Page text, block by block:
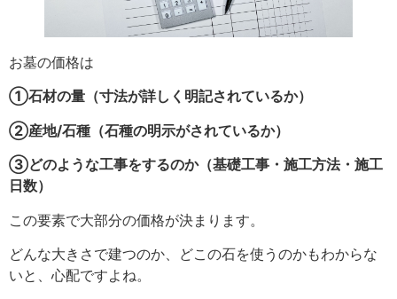
お墓の価格は
①石材の量（寸法が詳しく明記されているか）
②産地/石種（石種の明示がされているか）
③どのような工事をするのか（基礎工事・施工方法・施工
日数）
この要素で大部分の価格が決まります。
どんな大きさで建つのか、どこの石を使うのかもわからな
いと、心配ですよね。